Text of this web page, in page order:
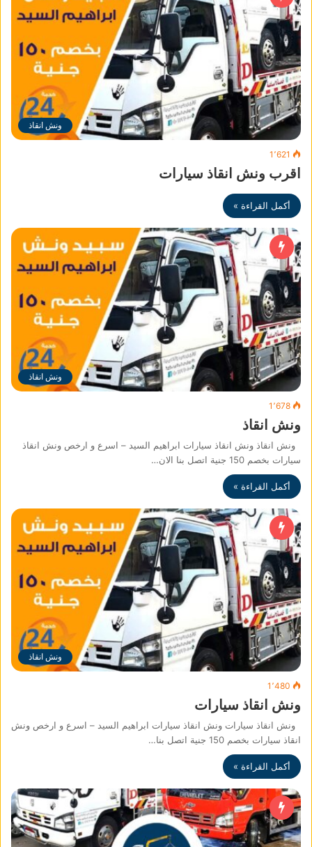
ونش انقاذ
1٬621
اقرب ونش انقاذ سيارات
أكمل القراءة »
ونش انقاذ
1٬678
ونش انقاذ
ونش انقاذ ونش انقاذ سيارات ابراهيم السيد – اسرع و ارخص ونش انقاذ
سيارات بخصم 150 جنية اتصل بنا الان…
أكمل القراءة »
ونش انقاذ
1٬480
ونش انقاذ سيارات
ونش انقاذ سيارات ونش انقاذ سيارات ابراهيم السيد – اسرع و ارخص ونش
انقاذ سيارات بخصم 150 جنية اتصل بنا…
أكمل القراءة »